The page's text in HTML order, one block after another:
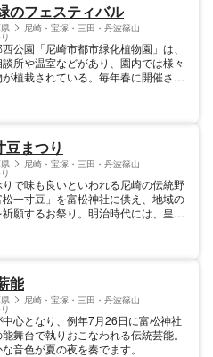
のフェスティバル
尼崎・宝塚・三田・丹波篠山
西公園「尼崎市都市緑化植物園」は、
所や温室などがあり、園内では様々
植栽されている。毎年春に開催され
豆まつり
尼崎・宝塚・三田・丹波篠山
りで味も良いといわれる尼崎の伝統野
一寸豆」を富松神社に供え、地域の
願するお祭り。明治時代には、皇室
能
尼崎・宝塚・三田・丹波篠山
心となり、例年7月26日に富松神社
舞台で執りおこなわれる伝統芸能。
音色が夏の夜を奏でます。